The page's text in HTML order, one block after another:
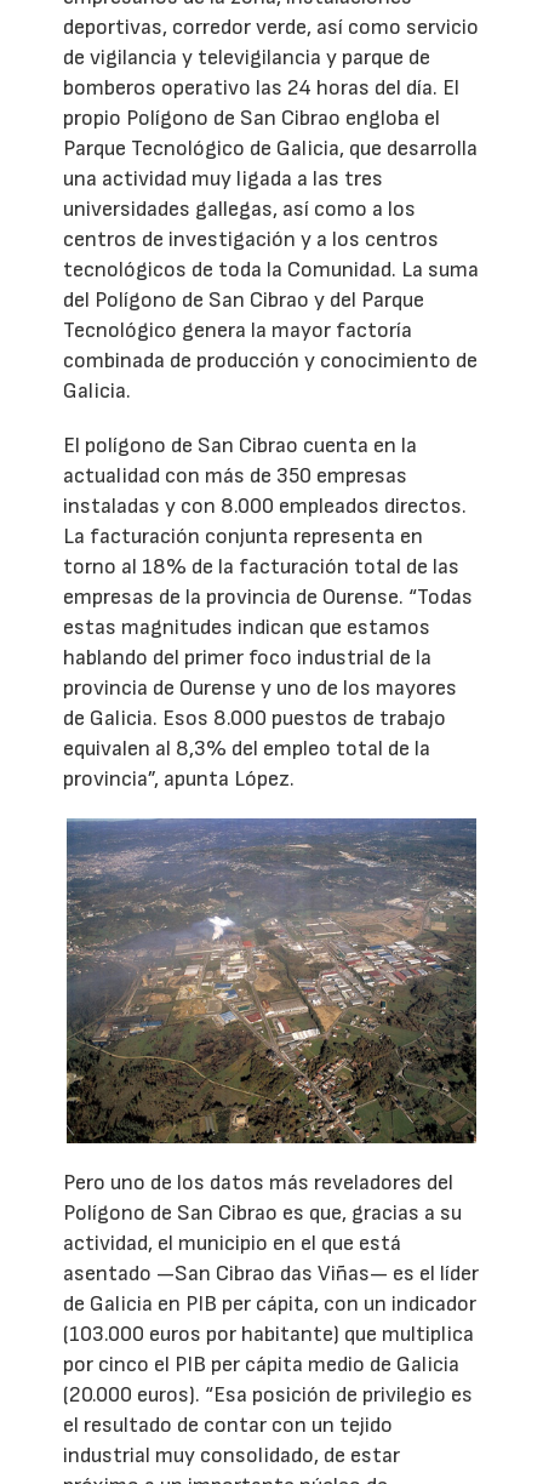
deportivas, corredor verde, así como servicio
de vigilancia y televigilancia y parque de
bomberos operativo las 24 horas del día. El
propio Polígono de San Cibrao engloba el
Parque Tecnológico de Galicia, que desarrolla
una actividad muy ligada a las tres
universidades gallegas, así como a los
centros de investigación y a los centros
tecnológicos de toda la Comunidad. La suma
del Polígono de San Cibrao y del Parque
Tecnológico genera la mayor factoría
combinada de producción y conocimiento de
Galicia.
El polígono de San Cibrao cuenta en la
actualidad con más de 350 empresas
instaladas y con 8.000 empleados directos.
La facturación conjunta representa en
torno al 18% de la facturación total de las
empresas de la provincia de Ourense. “Todas
estas magnitudes indican que estamos
hablando del primer foco industrial de la
provincia de Ourense y uno de los mayores
de Galicia. Esos 8.000 puestos de trabajo
equivalen al 8,3% del empleo total de la
provincia”, apunta López.
Pero uno de los datos más reveladores del
Polígono de San Cibrao es que, gracias a su
actividad, el municipio en el que está
asentado —San Cibrao das Viñas— es el líder
de Galicia en PIB per cápita, con un indicador
(103.000 euros por habitante) que multiplica
por cinco el PIB per cápita medio de Galicia
(20.000 euros). “Esa posición de privilegio es
el resultado de contar con un tejido
industrial muy consolidado, de estar